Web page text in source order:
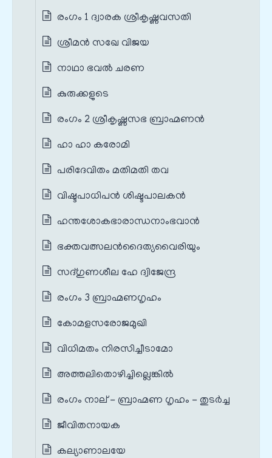
രംഗം 1 ദ്വാരക ശ്രീകൃഷ്ണവസതി
ശ്രീമൻ സഖേ വിജയ
നാഥാ ഭവൽ ചരണ
കുരുക്കളുടെ
രംഗം 2 ശ്രീകൃഷ്ണസഭ ബ്രാഹ്മണൻ
ഹാ ഹാ കരോമി
പരിദേവിതം മതിമതി തവ
വിഷ്ടപാധിപൻ ശിഷ്ടപാലകൻ
ഹന്തശോകഭാരാന്ധനാംഭവാൻ
ഭക്തവത്സലൻദൈത്യവൈരിയും
സദ്ഗുണശീല ഹേ ദ്വിജേന്ദ്ര
രംഗം 3 ബ്രാഹ്മണഗൃഹം
കോമളസരോജമുഖി
വിധിമതം നിരസിച്ചീടാമോ
അത്തലിതൊഴിച്ചില്ലെങ്കിൽ
രംഗം നാല് - ബ്രാഹ്മണ ഗൃഹം - തുടർച്ച
ജീവിതനായക
കല്യാണാലയേ